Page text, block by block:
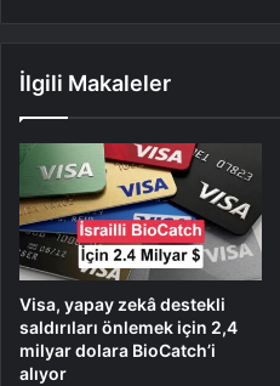
İlgili Makaleler
Visa, yapay zekâ destekli
saldırıları önlemek için 2,4
milyar dolara BioCatch’i
alıyor